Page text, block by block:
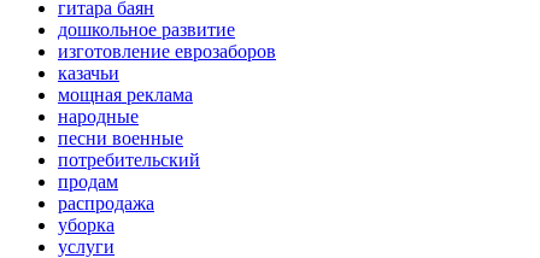
гитара баян
дошкольное развитие
изготовление еврозаборов
казачьи
мощная реклама
народные
песни военные
потребительский
продам
распродажа
уборка
услуги